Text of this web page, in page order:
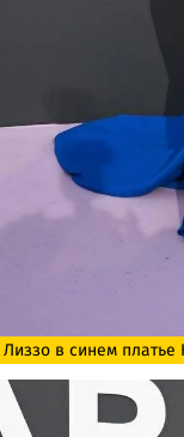
Лиззо в синем платье